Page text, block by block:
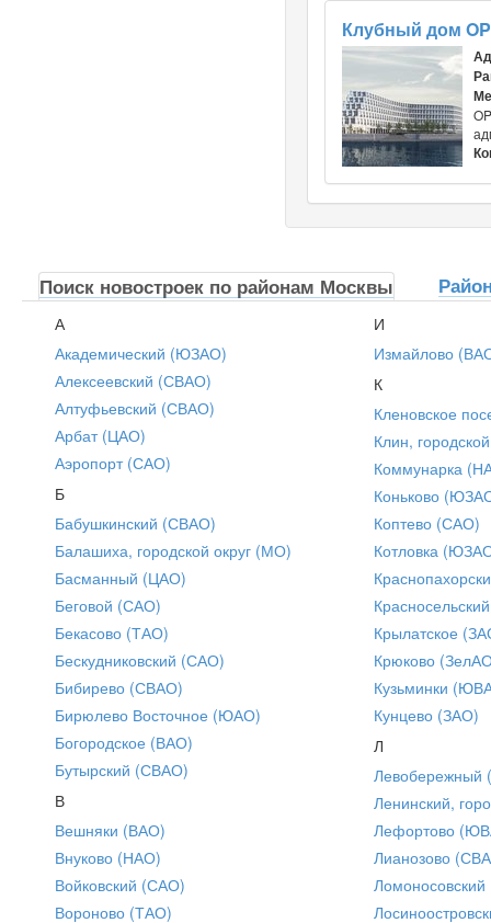
Клубный дом
Поиск новостроек по районам Москвы
А
Академический (ЮЗАО)
Алексеевский (СВАО)
Алтуфьевский (СВАО)
Арбат (ЦАО)
Аэропорт (САО)
Б
Бабушкинский (СВАО)
Балашиха, городской округ (МО)
Басманный (ЦАО)
Беговой (САО)
Бекасово (ТАО)
Бескудниковский (САО)
Бибирево (СВАО)
Бирюлево Восточное (ЮАО)
Богородское (ВАО)
Бутырский (СВАО)
В
Вешняки (ВАО)
Внуково (НАО)
Войковский (САО)
Вороново (ТАО)
И
Измайлово
К
Кленовское
Клин,
Коммунарка
Коньково
Коптево (САО)
Котловка
Крылатское
Крюково
Кузьминки
Кунцево (ЗАО)
Л
Ленинский,
Лефортово
Лианозово